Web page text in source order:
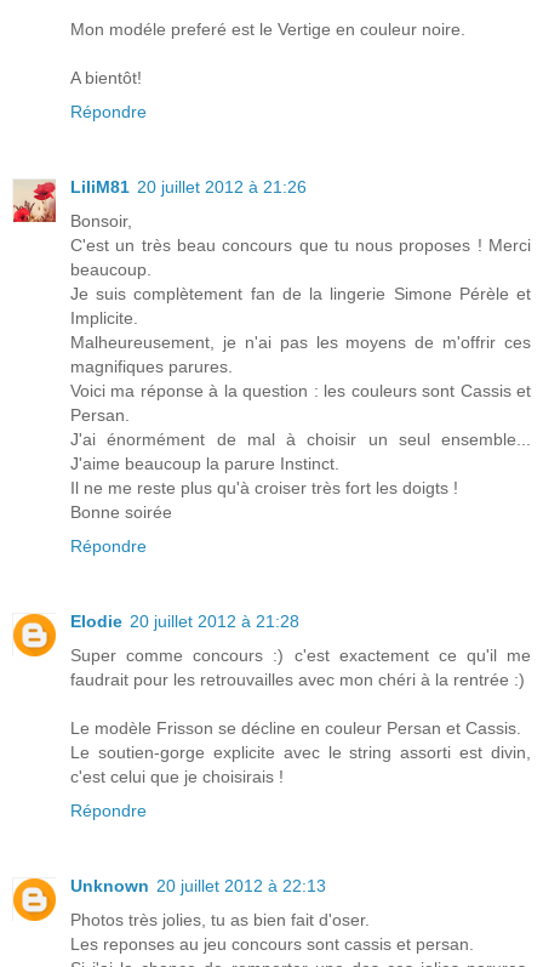
Mon modéle preferé est le Vertige en couleur noire.
A bientôt!
Répondre
LiliM81 20 juillet 2012 à 21:26
Bonsoir,
C'est un très beau concours que tu nous proposes ! Merci
beaucoup.
Je suis complètement fan de la lingerie Simone Pérèle et
Implicite.
Malheureusement, je n'ai pas les moyens de m'offrir ces
magnifiques parures.
Voici ma réponse à la question : les couleurs sont Cassis et
Persan.
J'ai énormément de mal à choisir un seul ensemble...
J'aime beaucoup la parure Instinct.
Il ne me reste plus qu'à croiser très fort les doigts !
Bonne soirée
Répondre
Elodie 20 juillet 2012 à 21:28
Super comme concours :) c'est exactement ce qu'il me
faudrait pour les retrouvailles avec mon chéri à la rentrée :)
Le modèle Frisson se décline en couleur Persan et Cassis.
Le soutien-gorge explicite avec le string assorti est divin,
c'est celui que je choisirais !
Répondre
Unknown 20 juillet 2012 à 22:13
Photos très jolies, tu as bien fait d'oser.
Les reponses au jeu concours sont cassis et persan.